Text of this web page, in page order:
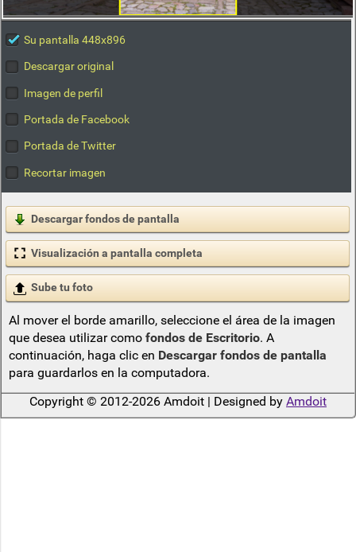
Su pantalla 448x896
Descargar original
Imagen de perfil
Portada de Facebook
Portada de Twitter
Recortar imagen
Descargar fondos de pantalla
Visualización a pantalla completa
Sube tu foto
Al mover el borde amarillo, seleccione el área de la imagen
que desea utilizar como fondos de Escritorio. A
continuación, haga clic en Descargar fondos de pantalla
para guardarlos en la computadora.
Copyright © 2012-2026 Amdoit | Designed by Amdoit